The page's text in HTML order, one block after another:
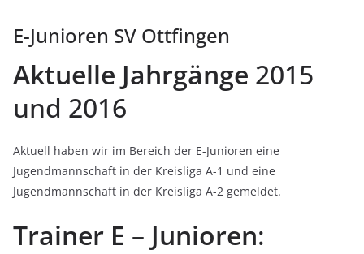
E-Junioren SV Ottfingen
Aktuelle Jahrgänge 2015
und 2016
Aktuell haben wir im Bereich der E-Junioren eine
Jugendmannschaft in der Kreisliga A-1 und eine
Jugendmannschaft in der Kreisliga A-2 gemeldet.
Trainer E – Junioren: